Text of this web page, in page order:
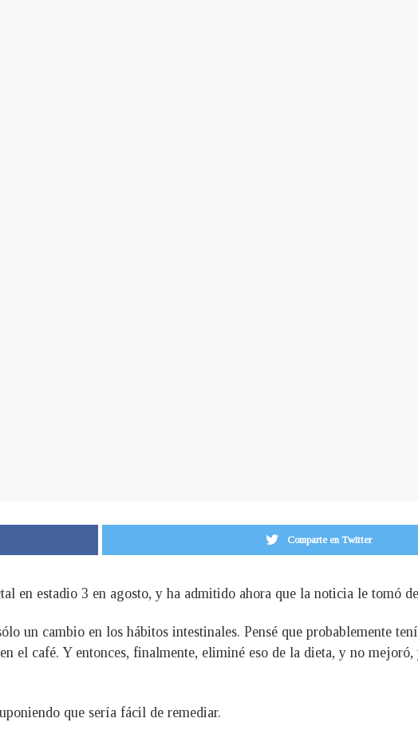
Comparte en Twitter
en estadio 3 en agosto, y ha admitido ahora que la noticia le tomó
un cambio en los hábitos intestinales. Pensé que probablemente
el café. Y entonces, finalmente, eliminé eso de la dieta, y no mejoró,
que sería fácil de remediar.